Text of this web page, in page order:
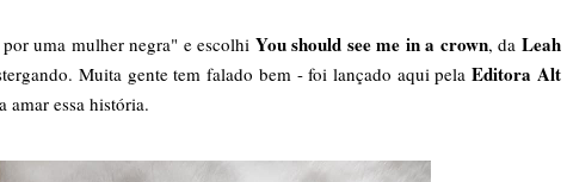
uma mulher negra" e escolhi You should see me in a crown, da Leah
Muita gente tem falado bem - foi lançado aqui pelaEditora Alt
amar essa história.